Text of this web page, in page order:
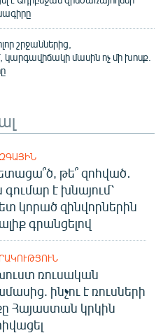
շրջաններից,
մասին ոչ մի խոսք.
թե՞ զոհված․
գումար է խնայում՝
կորած զինվորներին
գրանցելով
ռուսական
ինչու է ռուսների
Հայաստան կրկին